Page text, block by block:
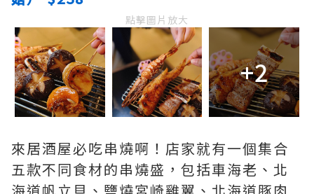
點擊圖片放大
+2
來居酒屋必吃串燒啊！店家就有一個集合
五款不同食材的串燒盛，包括車海老、北